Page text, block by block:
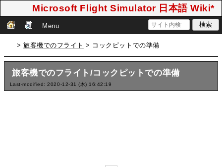
Microsoft Flight Simulator 日本語 Wiki*
Menu
>旅客機でのフライト > コックピットでの準備
旅客機でのフライト/コックピットでの準備
Last-modified: 2020-12-31 (木) 16:42:19